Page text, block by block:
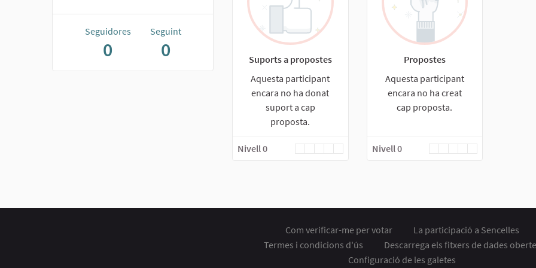
Seguidores
0
Seguint
0
Suports a propostes
Aquesta participant
encara no ha donat
suport a cap
proposta.
Nivell 0
Propostes
Aquesta participant
encara no ha creat
cap proposta.
Nivell 0
Com verificar-me per votar
La participació a Sencelles
Termes i condicions d'ús
Descarrega els fitxers de dades
Configuració de les galetes